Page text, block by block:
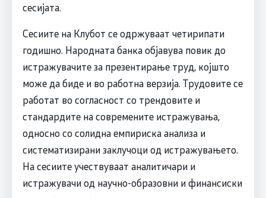
сесијата.
Сесиите на Клубот се одржуваат четирипати
годишно. Народната банка објавува повик до
истражувачите за презентирање труд, којшто
може да биде и во работна верзија. Трудовите се
работат во согласност со трендовите и
стандардите на современите истражувања,
односно со солидна емпириска анализа и
систематизирани заклучоци од истражувањето.
На сесиите учествуваат аналитичари и
истражувачи од научно-образовни и финансиски